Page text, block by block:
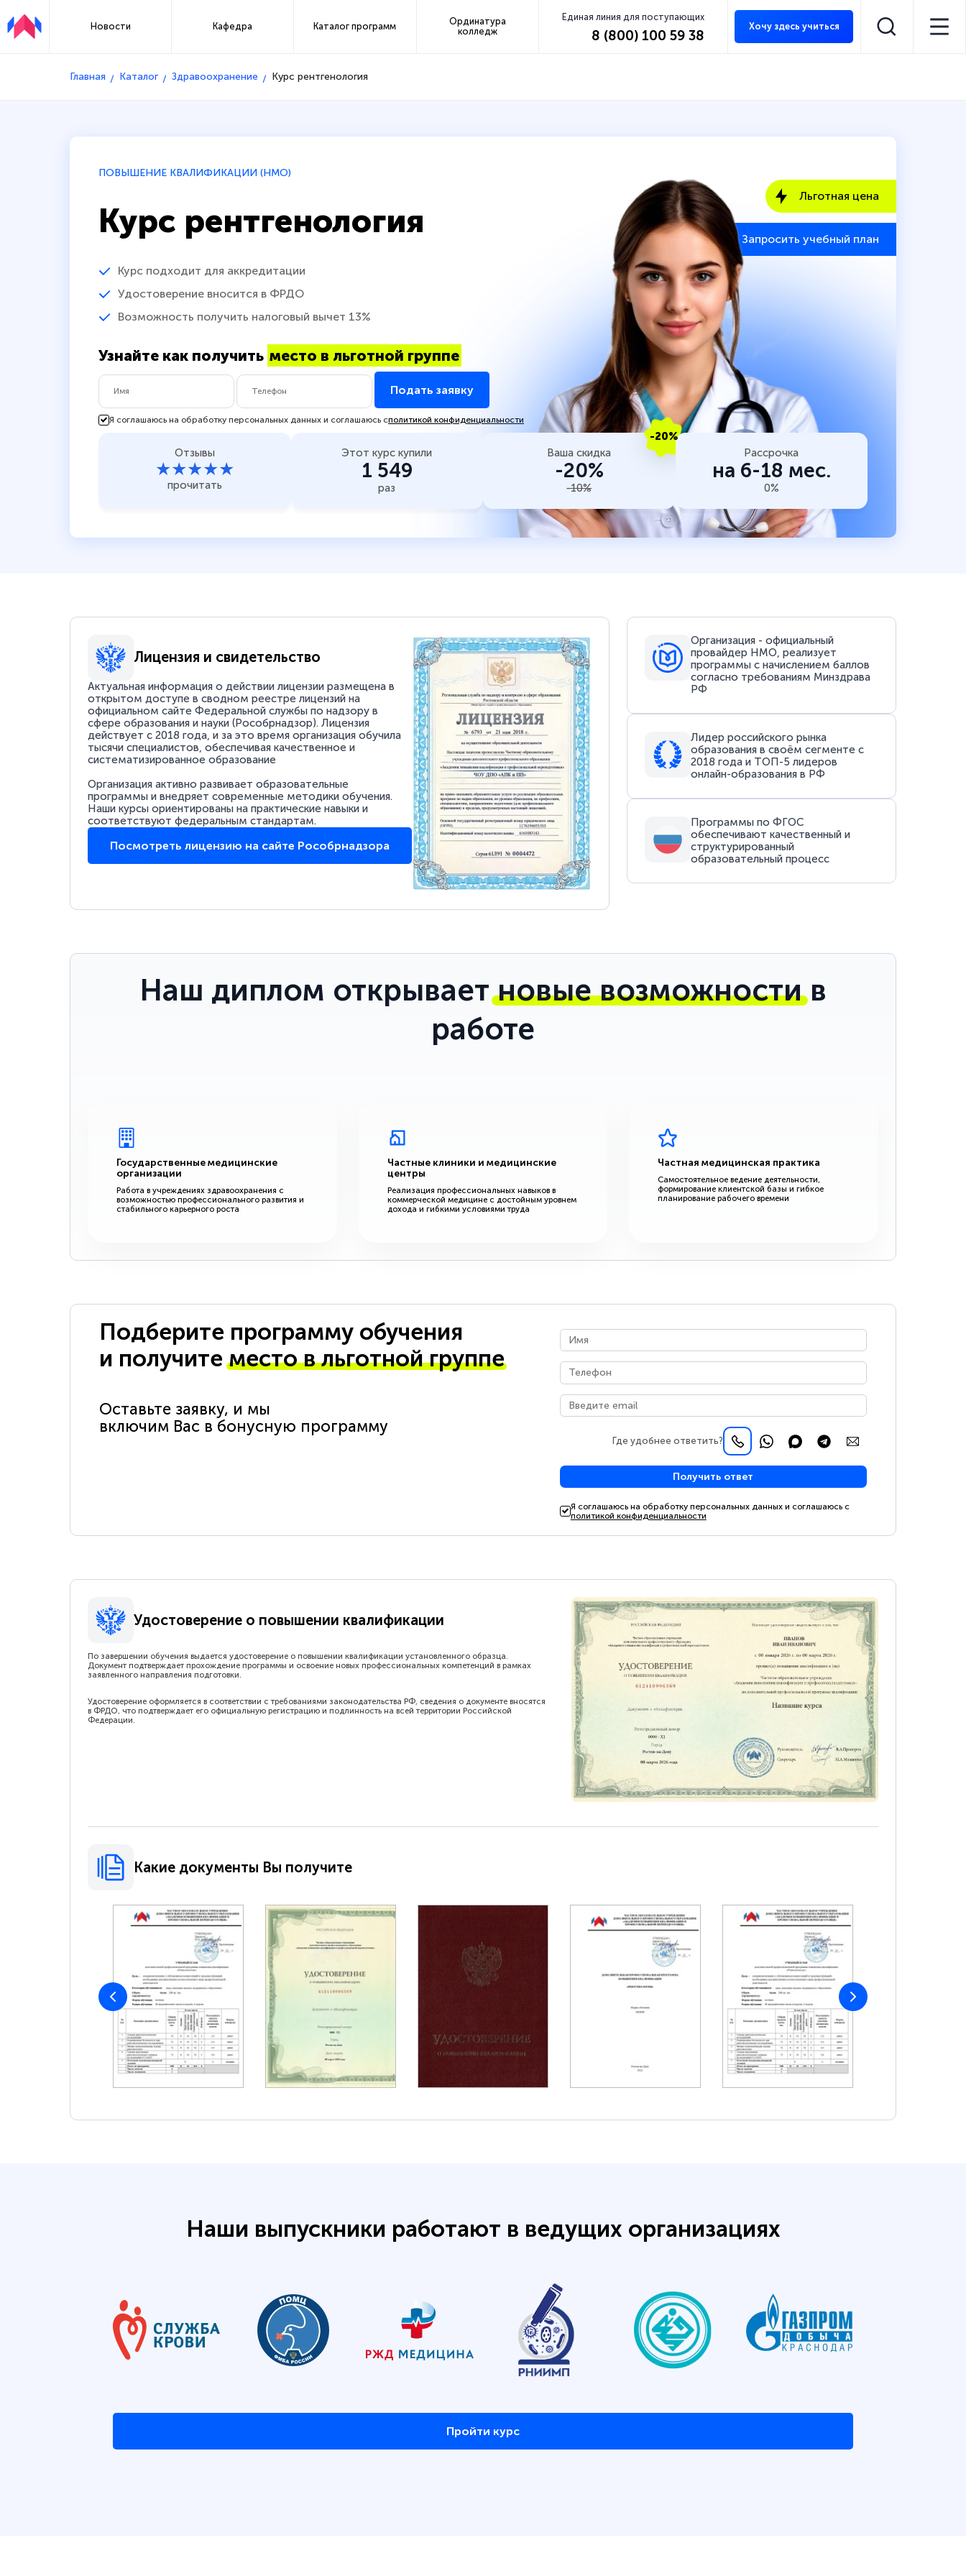
Новости Кафедра Каталог программ
Ординатура
колледж
Единая линия для поступающих
8 (800) 100 59 38
Хочу здесь учиться
Главная Каталог Здравоохранение Курс рентгенология
ПОВЫШЕНИЕ КВАЛИФИКАЦИИ (НМО)
Курс рентгенология
Курс подходит для аккредитации
Удостоверение вносится в ФРДО
Возможность получить налоговый вычет 13%
Узнайте как получить место в льготной группе
Подать заявку
Я соглашаюсь на обработку персональных данных и соглашаюсь сполитикой конфиденциальности
Льготная цена
Запросить учебный план
Отзывы
★★★★★
прочитать
Этот курс купили
1 549
раз
-20%
Ваша скидка
-20%
-10%
Рассрочка
на 6-18 мес.
0%
Лицензия и свидетельство
Актуальная информация о действии лицензии размещена в
открытом доступе в сводном реестре лицензий на
официальном сайте Федеральной службы по надзору в
сфере образования и науки (Рособрнадзор). Лицензия
действует с 2018 года, и за это время организация обучила
тысячи специалистов, обеспечивая качественное и
систематизированное образование
Организация активно развивает образовательные
программы и внедряет современные методики обучения.
Наши курсы ориентированы на практические навыки и
соответствуют федеральным стандартам.
Посмотреть лицензию на сайте Рособрнадзора
Организация - официальный
провайдер НМО, реализует
программы с начислением баллов
согласно требованиям Минздрава
РФ
Лидер российского рынка
образования в своём сегменте с
2018 года и ТОП-5 лидеров
онлайн-образования в РФ
Программы по ФГОС
обеспечивают качественный и
структурированный
образовательный процесс
Наш диплом открываетновые возможностив
работе
Государственные медицинские
организации
Работа в учреждениях здравоохранения с
возможностью профессионального развития и
стабильного карьерного роста
Частные клиники и медицинские
центры
Реализация профессиональных навыков в
коммерческой медицине с достойным уровнем
дохода и гибкими условиями труда
Частная медицинская практика
Самостоятельное ведение деятельности,
формирование клиентской базы и гибкое
планирование рабочего времени
Подберите программу обучения
и получитеместо в льготной группе
Оставьте заявку, и мы
включим Вас в бонусную программу
Где удобнее ответить?
Получить ответ
Я соглашаюсь на обработку персональных данных и соглашаюсь с
политикой конфиденциальности
Удостоверение о повышении квалификации
По завершении обучения выдается удостоверение о повышении квалификации установленного образца.
Документ подтверждает прохождение программы и освоение новых профессиональных компетенций в рамках
заявленного направления подготовки.
Удостоверение оформляется в соответствии с требованиями законодательства РФ, сведения о документе вносятся
в ФРДО, что подтверждает его официальную регистрацию и подлинность на всей территории Российской
Федерации.
Какие документы Вы получите
Наши выпускники работают в ведущих организациях
Пройти курс